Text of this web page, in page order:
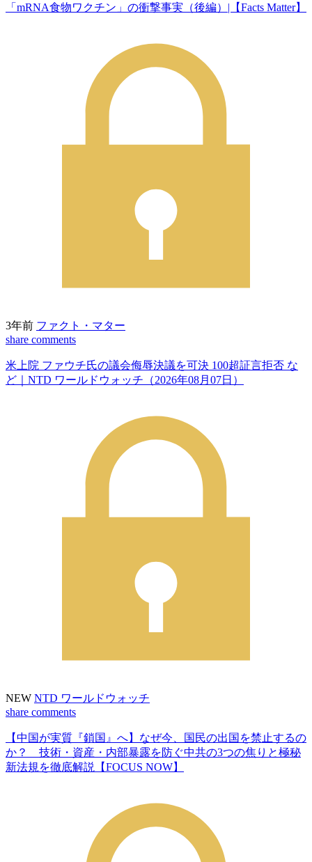
「mRNA食物ワクチン」の衝撃事実（後編）|【Facts Matter】
3年前 ファクト・マター
share comments
米上院 ファウチ氏の議会侮辱決議を可決 100超証言拒否 な
ど｜NTD ワールドウォッチ（2026年08月07日）
NEW NTD ワールドウォッチ
share comments
【中国が実質『鎖国』へ】なぜ今、国民の出国を禁止するの
か？ 技術・資産・内部暴露を防ぐ中共の3つの焦りと極秘
新法規を徹底解説【FOCUS NOW】